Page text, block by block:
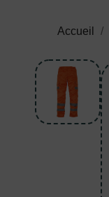
Accueil